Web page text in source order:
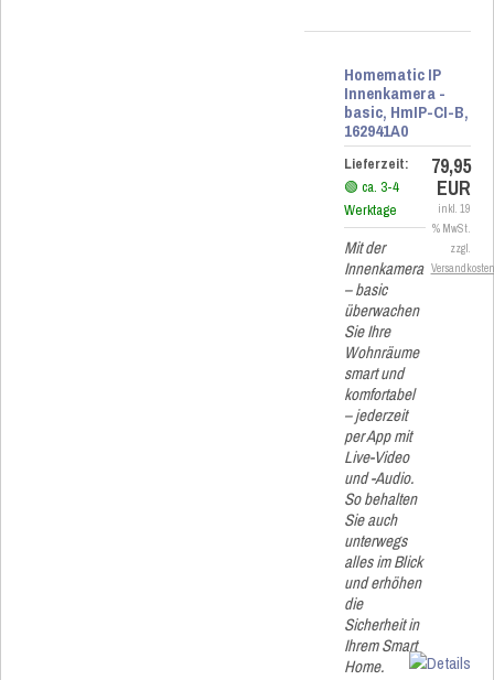
Homematic IP
Innenkamera -
basic, HmIP-CI-B,
162941A0
Lieferzeit:
🟢 ca. 3-4
Werktage
Mit der
Innenkamera
– basic
überwachen
Sie Ihre
Wohnräume
smart und
komfortabel
– jederzeit
per App mit
Live-Video
und -Audio.
So behalten
Sie auch
unterwegs
alles im Blick
und erhöhen
die
Sicherheit in
Ihrem Smart
Home.
79,95
EUR
inkl. 19
% MwSt.
zzgl.
Versandkosten